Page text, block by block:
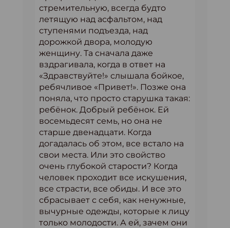
стремительную, всегда будто
летящую над асфальтом, над
ступенями подъезда, над
дорожкой двора, молодую
женщину. Та сначала даже
вздрагивала, когда в ответ на
«Здравствуйте!» слышала бойкое,
ребячливое «Привет!». Позже она
поняла, что просто старушка такая:
ребёнок. Добрый ребёнок. Ей
восемьдесят семь, но она не
старше двенадцати. Когда
догадалась об этом, все встало на
свои места. Или это свойство
очень глубокой старости? Когда
человек проходит все искушения,
все страсти, все обиды. И все это
сбрасывает с себя, как ненужные,
вычурные одежды, которые к лицу
только молодости. А ей, зачем они